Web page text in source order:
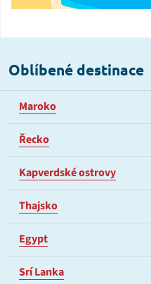
Oblíbené destinace
Maroko
Řecko
Kapverdské ostrovy
Thajsko
Egypt
Srí Lanka